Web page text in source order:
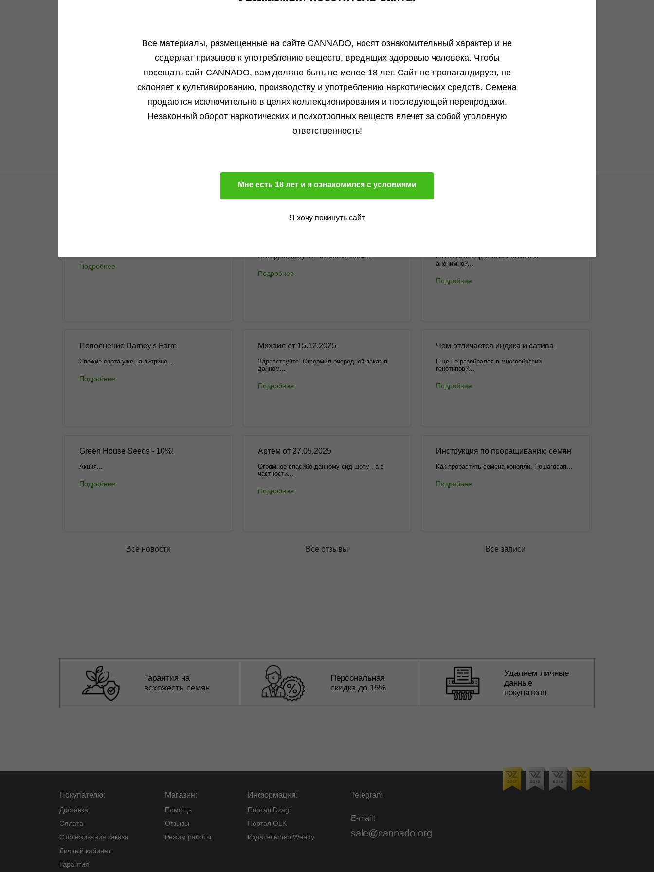
Автоцветущий сорт Автоцветущий сорт
В корзину
Обратно
Автоцветущий сорт
Преимущественно индика
500 гр/м2
В корзину
Обратно
Подробнее
Пополнение Barney's Farm
Свежие сорта уже на витрине...
Подробнее
Green House Seeds - 10%!
Акция...
Подробнее
Все новости
Всё круто, получил что хотел. Всем...
Подробнее
Михаил от 15.12.2025
Здравствуйте. Оформил очередной заказ в
данном...
Подробнее
Артем от 27.05.2025
Огромное спасибо данному сид шопу , а в
частности...
Подробнее
Все отзывы
Как заказать орешки максимально
анонимно?...
Подробнее
Чем отличается индика и сатива
Еще не разобрался в многообразии
генотипов?...
Подробнее
Инструкция по проращиванию семян
Как прорастить семена конопли. Пошаговая...
Подробнее
Все записи
Гарантия на
всхожесть семян
Персональная
скидка до 15%
Удаляем личные
данные
покупателя
Покупателю:
Доставка
Оплата
Отслеживание заказа
Личный кабинет
Гарантия
Магазин:
Помощь
Отзывы
Режим работы
Информация:
Портал Dzagi
Портал OLK
Издательство Weedy
Telegram
E-mail:
sale@cannado.org
Все материалы, размещенные на сайте СANNADO, носят ознакомительный характер и не
содержат призывов к употреблению веществ, вредящих здоровью человека. Чтобы
посещать сайт CANNADO, вам должно быть не менее 18 лет. Сайт не пропагандирует, не
склоняет к культивированию, производству и употреблению наркотических средств. Семена
продаются исключительно в целях коллекционирования и последующей перепродажи.
Незаконный оборот наркотических и психотропных веществ влечет за собой уголовную
ответственность!
Мне есть 18 лет и я ознакомился с условиями
Я хочу покинуть сайт